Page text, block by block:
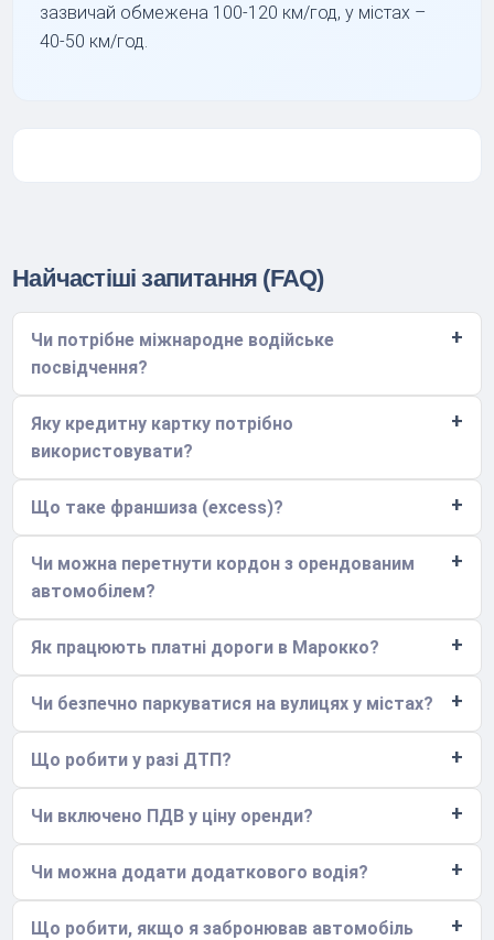
зазвичай обмежена 100-120 км/год, у містах –
40-50 км/год.
Найчастіші запитання (FAQ)
Чи потрібне міжнародне водійське
посвідчення?
Яку кредитну картку потрібно
використовувати?
Що таке франшиза (excess)?
Чи можна перетнути кордон з орендованим
автомобілем?
Як працюють платні дороги в Марокко?
Чи безпечно паркуватися на вулицях у містах?
Що робити у разі ДТП?
Чи включено ПДВ у ціну оренди?
Чи можна додати додаткового водія?
Що робити, якщо я забронював автомобіль